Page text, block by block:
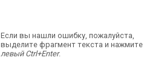
Если вы нашли ошибку, пожалуйста,
выделите фрагмент текста и нажмите
левый Ctrl+Enter.